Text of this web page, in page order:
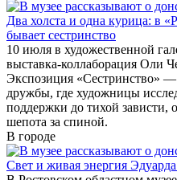
Два холста и одна курица: в
бывает сестринство
10 июля в художественной
выставка-коллаборация Оли
Экспозиция «Сестринство»
дружбы, где художницы
поддержки до тихой зависти,
шепота за спиной.
В городе
Свет и живая энергия